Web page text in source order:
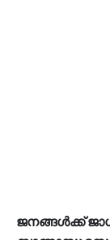
ജനങ്ങൾക്ക്